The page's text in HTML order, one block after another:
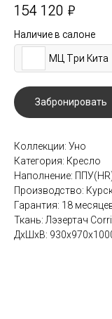
154 120 ₽
Наличие в салоне
МЦ Три Кита
Забронировать
Коллекции: Уно
Категория: Кресло
Наполнение:
Производство:
Гарантия: 18
Ткань: Лэзертач
ДxШxВ: